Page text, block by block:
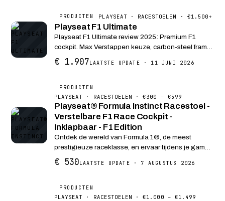
PRODUCTEN PLAYSEAT · RACESTOELEN · €1.500+
Playseat F1 Ultimate
Playseat F1 Ultimate review 2025: Premium F1
cockpit. Max Verstappen keuze, carbon-steel frame,
geschikt tot 30Nm. Verstelbare F1 zitpositie met
pedal tray.
€ 1.907LAATSTE UPDATE · 11 JUNI 2026
PRODUCTEN
PLAYSEAT · RACESTOELEN · €300 – €599
Playseat® Formula Instinct Racestoel -
Verstelbare F1 Race Cockpit -
Inklapbaar - F1 Edition
Ontdek de wereld van Formula 1®, de meest
prestigieuze raceklasse, en ervaar tijdens je game
de echte F1®-racesensaties met de Playseat®
Formula Instinct - F1® Edition. Het is ontworpen om
€ 530LAATSTE UPDATE · 7 AUGUSTUS 2026
PRODUCTEN
PLAYSEAT · RACESTOELEN · €1.000 – €1.499